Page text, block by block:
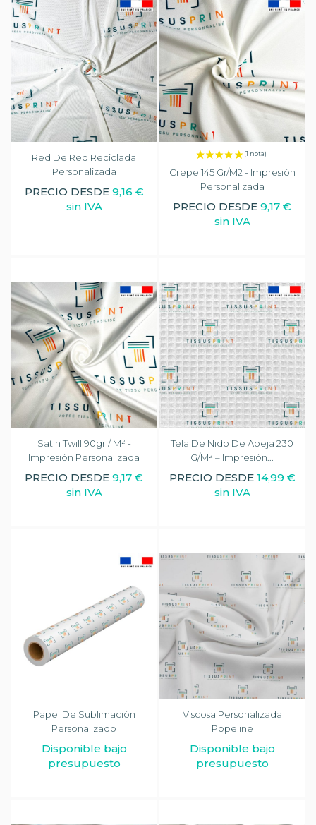
(1 nota)
Red De Red Reciclada
Personalizada
PRECIO DESDE 9,16 €
sin IVA
Crepe 145 Gr/m2 - Impresión
Personalizada
PRECIO DESDE 9,17 €
sin IVA
Satin Twill 90gr / M² -
Impresión Personalizada
PRECIO DESDE 9,17 €
sin IVA
Tela De Nido De Abeja 230
G/m² – Impresión...
PRECIO DESDE 14,99 €
sin IVA
Papel De Sublimación
Personalizado
Disponible bajo
presupuesto
Viscosa Personalizada
Popeline
Disponible bajo
presupuesto